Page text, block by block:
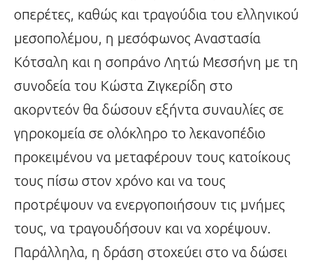
οπερέτες, καθώς και τραγούδια του ελληνικού
μεσοπολέμου, η μεσόφωνος Αναστασία
Κότσαλη και η σοπράνο Λητώ Μεσσήνη με τη
συνοδεία του Κώστα Ζιγκερίδη στο
ακορντεόν θα δώσουν εξήντα συναυλίες σε
γηροκομεία σε ολόκληρο το λεκανοπέδιο
προκειμένου να μεταφέρουν τους κατοίκους
τους πίσω στον χρόνο και να τους
προτρέψουν να ενεργοποιήσουν τις μνήμες
τους, να τραγουδήσουν και να χορέψουν.
Παράλληλα, η δράση στοχεύει στο να δώσει